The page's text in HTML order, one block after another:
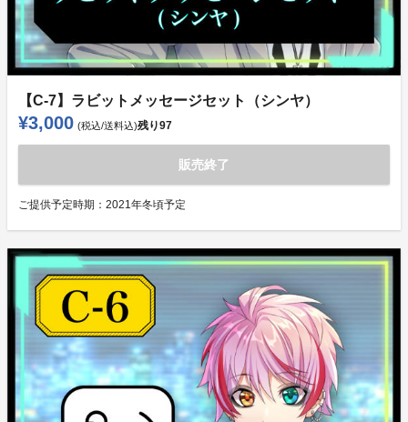
【C-7】ラビットメッセージセット（シンヤ）
¥3,000 (税込/送料込)残り97
販売終了
ご提供予定時期： 2021年冬頃予定